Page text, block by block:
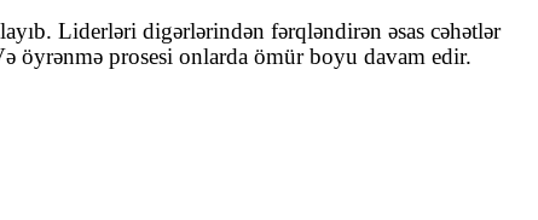
Liderləri digərlərindən fərqləndirən əsas cəhətlər
öyrənmə prosesi onlarda ömür boyu davam edir.